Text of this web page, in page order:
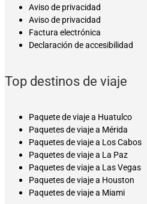
Aviso de privacidad
Aviso de privacidad
Factura electrónica
Declaración de accesibilidad
Top destinos de viaje
Paquete de viaje a Huatulco
Paquetes de viaje a Mérida
Paquetes de viaje a Los Cabos
Paquetes de viaje a La Paz
Paquetes de viaje a Las Vegas
Paquetes de viaje a Houston
Paquetes de viaje a Miami